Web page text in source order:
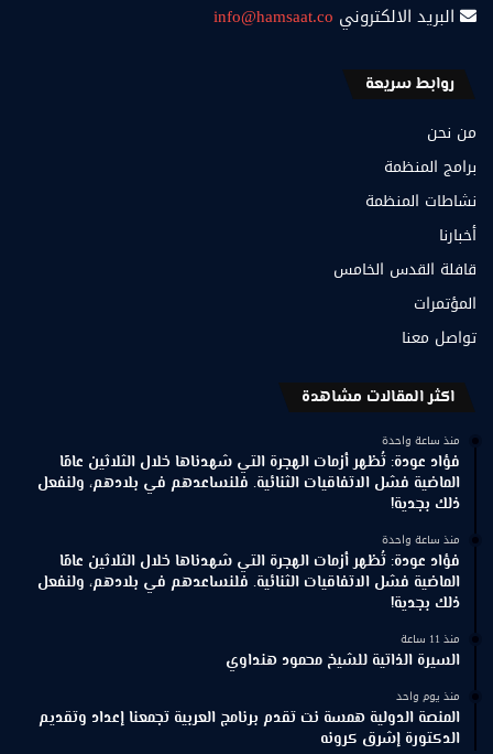
البريد الالكتروني info@hamsaat.co
روابط سريعة
من نحن
برامج المنظمة
نشاطات المنظمة
أخبارنا
قافلة القدس الخامس
المؤتمرات
تواصل معنا
اكثر المقالات مشاهدة
منذ ساعة واحدة
فؤاد عودة: تُظهر أزمات الهجرة التي شهدناها خلال الثلاثين عامًا
الماضية فشل الاتفاقيات الثنائية. فلنساعدهم في بلادهم، ولنفعل
ذلك بجدية!
منذ ساعة واحدة
فؤاد عودة: تُظهر أزمات الهجرة التي شهدناها خلال الثلاثين عامًا
الماضية فشل الاتفاقيات الثنائية. فلنساعدهم في بلادهم، ولنفعل
ذلك بجدية!
منذ 11 ساعة
السيرة الذاتية للشيخ محمود هنداوي
منذ يوم واحد
المنصة الدولية همسة نت تقدم برنامج العربية تجمعنا إعداد وتقديم
الدكتورة إشرق كرونه